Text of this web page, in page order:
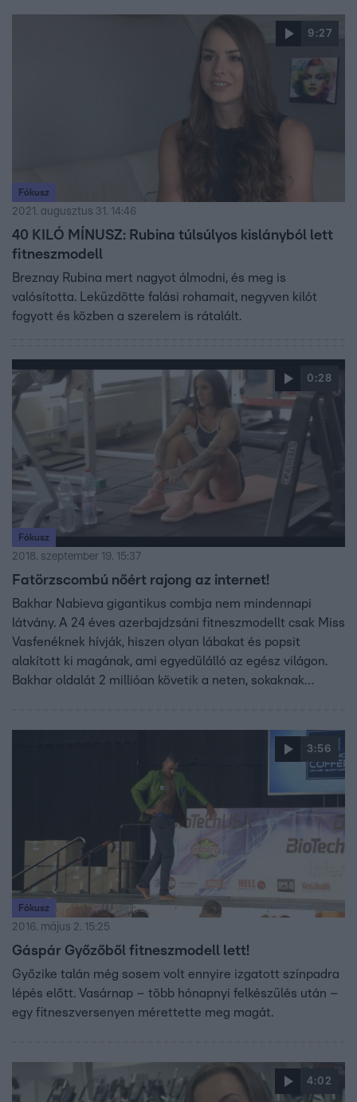
9:27
Fókusz
2021. augusztus 31. 14:46
40 KILÓ MÍNUSZ: Rubina túlsúlyos kislányból lett
fitneszmodell
Breznay Rubina mert nagyot álmodni, és meg is
valósította. Leküzdötte falási rohamait, negyven kilót
fogyott és közben a szerelem is rátalált.
0:28
Fókusz
2018. szeptember 19. 15:37
Fatörzscombú nőért rajong az internet!
Bakhar Nabieva gigantikus combja nem mindennapi
látvány. A 24 éves azerbajdzsáni fitneszmodellt csak Miss
Vasfenéknek hívják, hiszen olyan lábakat és popsit
alakított ki magának, ami egyedülálló az egész világon.
Bakhar oldalát 2 millióan követik a neten, sokaknak
3:56
Fókusz
2016. május 2. 15:25
Gáspár Győzőből fitneszmodell lett!
Győzike talán még sosem volt ennyire izgatott színpadra
lépés előtt. Vasárnap – több hónapnyi felkészülés után –
egy fitneszversenyen mérettette meg magát.
4:02